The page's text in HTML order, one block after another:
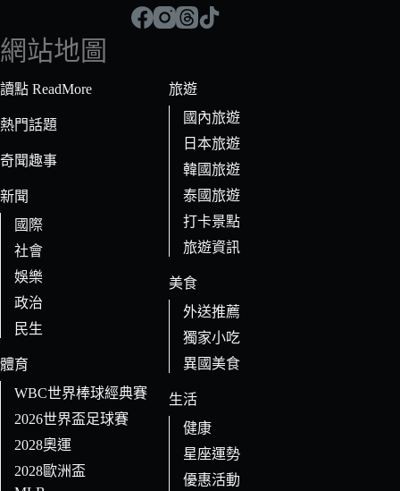
符
合
條
的
果
網站地圖
讀點 ReadMore
熱門話題
奇聞趣事
新聞
國際
社會
娛樂
政治
民生
體育
WBC世界棒球經典賽
2026世界盃足球賽
2028奧運
2028歐洲盃
旅遊
國內旅遊
日本旅遊
韓國旅遊
泰國旅遊
打卡景點
旅遊資訊
美食
外送推薦
獨家小吃
異國美食
生活
健康
星座運勢
優惠活動